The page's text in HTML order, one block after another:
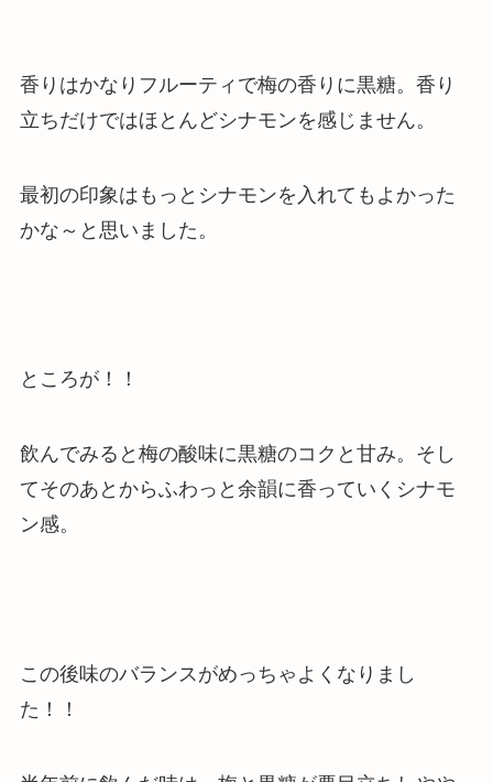
香りはかなりフルーティで梅の香りに黒糖。香り
立ちだけではほとんどシナモンを感じません。
最初の印象はもっとシナモンを入れてもよかった
かな～と思いました。
ところが！！
飲んでみると梅の酸味に黒糖のコクと甘み。そし
てそのあとからふわっと余韻に香っていくシナモ
ン感。
この後味のバランスがめっちゃよくなりまし
た！！